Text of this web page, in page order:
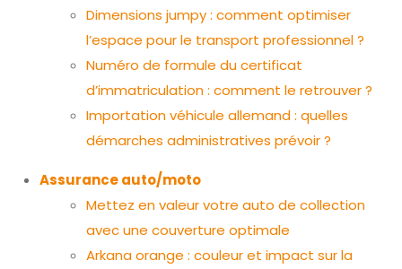
Dimensions jumpy : comment optimiser
l’espace pour le transport professionnel ?
Numéro de formule du certificat
d’immatriculation : comment le retrouver ?
Importation véhicule allemand : quelles
démarches administratives prévoir ?
Assurance auto/moto
Mettez en valeur votre auto de collection
avec une couverture optimale
Arkana orange : couleur et impact sur la